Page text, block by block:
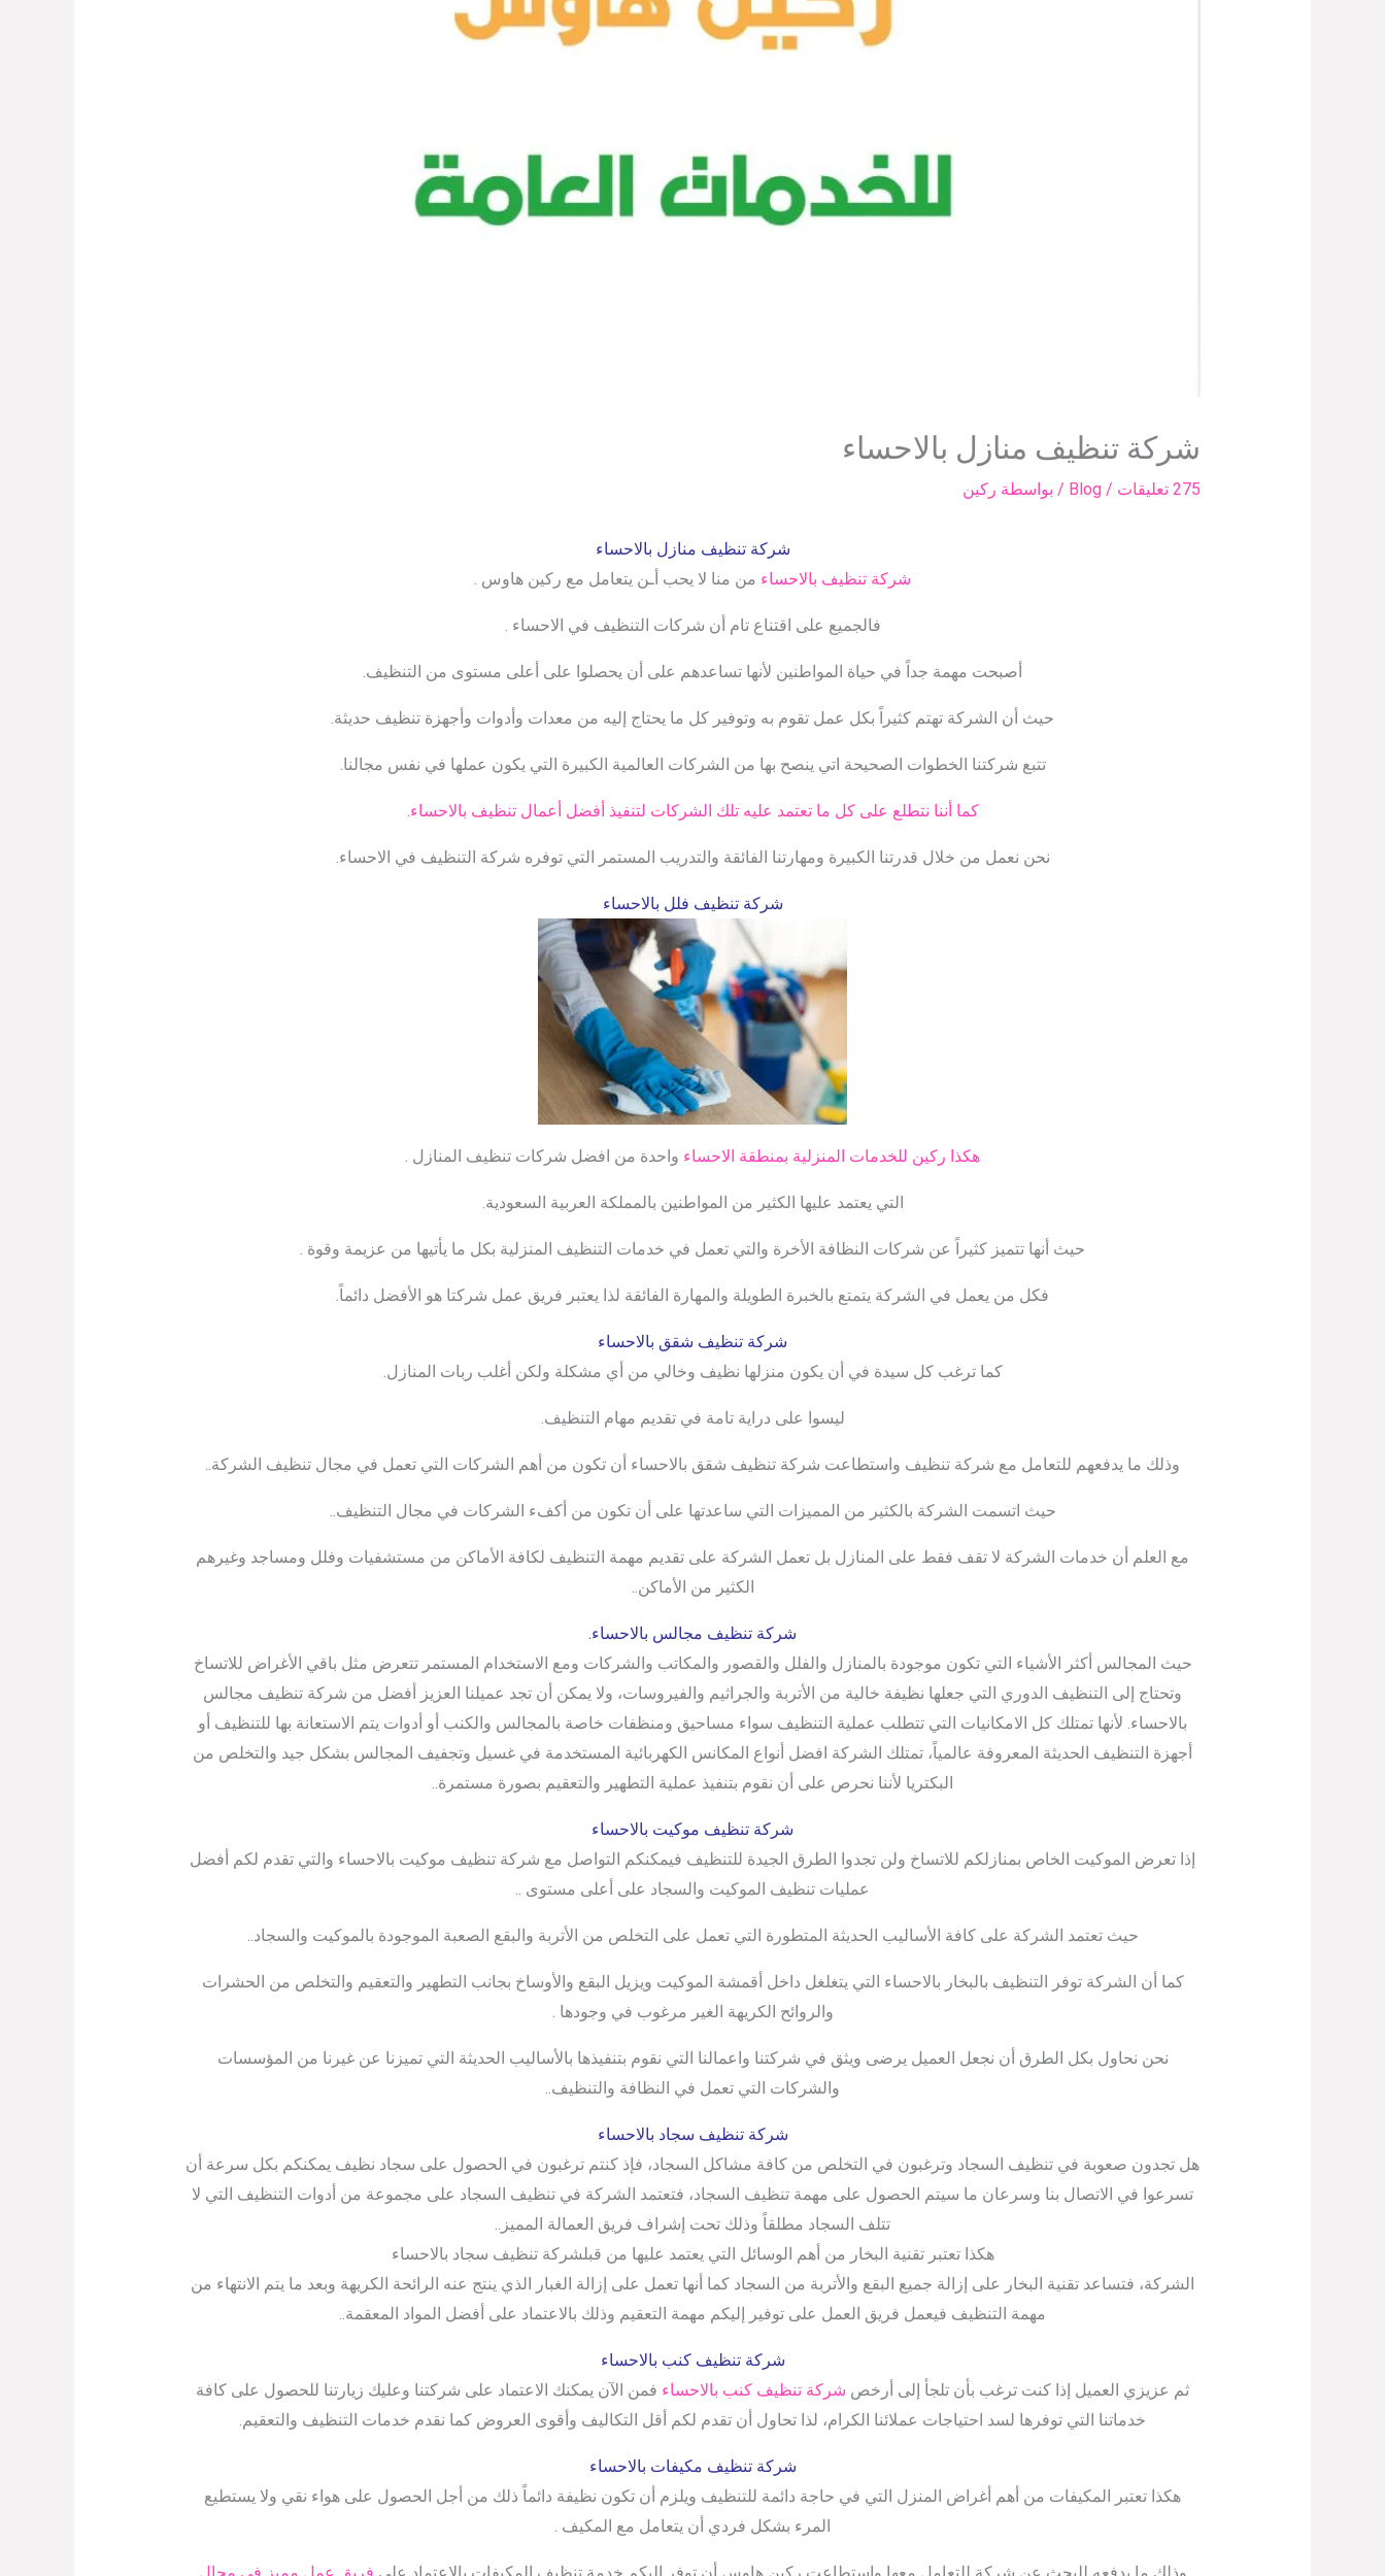
شركة تنظيف منازل بالاحساء
275 تعليقات /
Blog / بواسطة ركين
شركة تنظيف منازل بالاحساء
شركة تنظيف بالاحساء من منا لا يحب أـن يتعامل مع ركين هاوس .
فالجميع على اقتناع تام أن شركات التنظيف في الاحساء .
أصبحت مهمة جداً في حياة المواطنين لأنها تساعدهم على أن يحصلوا على أعلى مستوى من التنظيف.
حيث أن الشركة تهتم كثيراً بكل عمل تقوم به وتوفير كل ما يحتاج إليه من معدات وأدوات وأجهزة تنظيف حديثة.
تتبع شركتنا الخطوات الصحيحة اتي ينصح بها من الشركات العالمية الكبيرة التي يكون عملها في نفس مجالنا.
كما أننا نتطلع على كل ما تعتمد عليه تلك الشركات لتنفيذ أفضل أعمال تنظيف بالاحساء.
نحن نعمل من خلال قدرتنا الكبيرة ومهارتنا الفائقة والتدريب المستمر التي توفره شركة التنظيف في الاحساء.
شركة تنظيف فلل بالاحساء
هكذا ركين للخدمات المنزلية بمنطقة الاحساء واحدة من افضل شركات تنظيف المنازل .
التي يعتمد عليها الكثير من المواطنين بالمملكة العربية السعودية.
حيث أنها تتميز كثيراً عن شركات النظافة الأخرة والتي تعمل في خدمات التنظيف المنزلية بكل ما يأتيها من عزيمة وقوة .
فكل من يعمل في الشركة يتمتع بالخبرة الطويلة والمهارة الفائقة لذا يعتبر فريق عمل شركتا هو الأفضل دائماً.
شركة تنظيف شقق بالاحساء
كما ترغب كل سيدة في أن يكون منزلها نظيف وخالي من أي مشكلة ولكن أغلب ربات المنازل.
ليسوا على دراية تامة في تقديم مهام التنظيف.
وذلك ما يدفعهم للتعامل مع شركة تنظيف واستطاعت شركة تنظيف شقق بالاحساء أن تكون من أهم الشركات التي تعمل في مجال تنظيف الشركة..
حيث اتسمت الشركة بالكثير من المميزات التي ساعدتها على أن تكون من أكفء الشركات في مجال التنظيف..
مع العلم أن خدمات الشركة لا تقف فقط على المنازل بل تعمل الشركة على تقديم مهمة التنظيف لكافة الأماكن من مستشفيات وفلل ومساجد وغيرهم
الكثير من الأماكن..
شركة تنظيف مجالس بالاحساء.
حيث المجالس أكثر الأشياء التي تكون موجودة بالمنازل والفلل والقصور والمكاتب والشركات ومع الاستخدام المستمر تتعرض مثل باقي الأغراض للاتساخ
وتحتاج إلى التنظيف الدوري التي جعلها نظيفة خالية من الأتربة والجراثيم والفيروسات، ولا يمكن أن تجد عميلنا العزيز أفضل من شركة تنظيف مجالس
بالاحساء. لأنها تمتلك كل الامكانيات التي تتطلب عملية التنظيف سواء مساحيق ومنظفات خاصة بالمجالس والكنب أو أدوات يتم الاستعانة بها للتنظيف أو
أجهزة التنظيف الحديثة المعروفة عالمياً، تمتلك الشركة افضل أنواع المكانس الكهربائية المستخدمة في غسيل وتجفيف المجالس بشكل جيد والتخلص من
البكتريا لأننا نحرص على أن نقوم بتنفيذ عملية التطهير والتعقيم بصورة مستمرة..
شركة تنظيف موكيت بالاحساء
إذا تعرض الموكيت الخاص بمنازلكم للاتساخ ولن تجدوا الطرق الجيدة للتنظيف فيمكنكم التواصل مع شركة تنظيف موكيت بالاحساء والتي تقدم لكم أفضل
عمليات تنظيف الموكيت والسجاد على أعلى مستوى ..
حيث تعتمد الشركة على كافة الأساليب الحديثة المتطورة التي تعمل على التخلص من الأتربة والبقع الصعبة الموجودة بالموكيت والسجاد..
كما أن الشركة توفر التنظيف بالبخار بالاحساء التي يتغلغل داخل أقمشة الموكيت ويزيل البقع والأوساخ بجانب التطهير والتعقيم والتخلص من الحشرات
والروائح الكريهة الغير مرغوب في وجودها .
نحن نحاول بكل الطرق أن نجعل العميل يرضى ويثق في شركتنا واعمالنا التي نقوم بتنفيذها بالأساليب الحديثة التي تميزنا عن غيرنا من المؤسسات
والشركات التي تعمل في النظافة والتنظيف..
شركة تنظيف سجاد بالاحساء
هل تجدون صعوبة في تنظيف السجاد وترغبون في التخلص من كافة مشاكل السجاد، فإذ كنتم ترغبون في الحصول على سجاد نظيف يمكنكم بكل سرعة أن
تسرعوا في الاتصال بنا وسرعان ما سيتم الحصول على مهمة تنظيف السجاد، فتعتمد الشركة في تنظيف السجاد على مجموعة من أدوات التنظيف التي لا
تتلف السجاد مطلقاً وذلك تحت إشراف فريق العمالة المميز..
هكذا تعتبر تقنية البخار من أهم الوسائل التي يعتمد عليها من قبلشركة تنظيف سجاد بالاحساء
الشركة، فتساعد تقنية البخار على إزالة جميع البقع والأتربة من السجاد كما أنها تعمل على إزالة الغبار الذي ينتج عنه الرائحة الكريهة وبعد ما يتم الانتهاء من
مهمة التنظيف فيعمل فريق العمل على توفير إليكم مهمة التعقيم وذلك بالاعتماد على أفضل المواد المعقمة..
شركة تنظيف كنب بالاحساء
ثم عزيزي العميل إذا كنت ترغب بأن تلجأ إلى أرخص شركة تنظيف كنب بالاحساء فمن الآن يمكنك الاعتماد على شركتنا وعليك زيارتنا للحصول على كافة
خدماتنا التي توفرها لسد احتياجات عملائنا الكرام، لذا تحاول أن تقدم لكم أقل التكاليف وأقوى العروض كما نقدم خدمات التنظيف والتعقيم.
شركة تنظيف مكيفات بالاحساء
هكذا تعتبر المكيفات من أهم أغراض المنزل التي في حاجة دائمة للتنظيف ويلزم أن تكون نظيفة دائماً ذلك من أجل الحصول على هواء نقي ولا يستطيع
المرء بشكل فردي أن يتعامل مع المكيف .
وذلك ما يدفعه للبحث عن شركة للتعامل معها واستطاعت ركين هاوس أن توفر إليكم خدمة تنظيف المكيفات بالاعتماد على فريق عمل مميز في مجال